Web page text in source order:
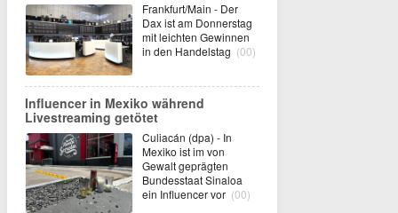
Frankfurt/Main - Der
Dax ist am Donnerstag
mit leichten Gewinnen
in den Handelstag (00)
Influencer in Mexiko während
Livestreaming getötet
Culiacán (dpa) - In
Mexiko ist im von
Gewalt geprägten
Bundesstaat Sinaloa
ein Influencer vor (00)